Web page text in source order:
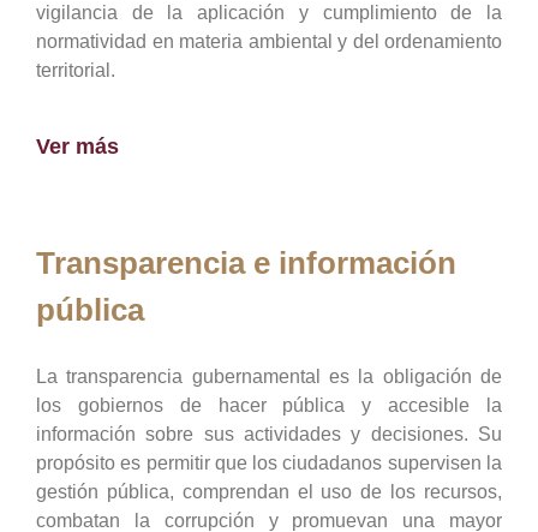
vigilancia de la aplicación y cumplimiento de la
normatividad en materia ambiental y del ordenamiento
territorial.
Ver más
Transparencia e información
pública
La transparencia gubernamental es la obligación de
los gobiernos de hacer pública y accesible la
información sobre sus actividades y decisiones. Su
propósito es permitir que los ciudadanos supervisen la
gestión pública, comprendan el uso de los recursos,
combatan la corrupción y promuevan una mayor